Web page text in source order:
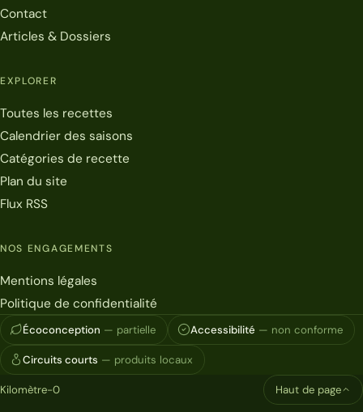
Contact
Articles & Dossiers
EXPLORER
Toutes les recettes
Calendrier des saisons
Catégories de recette
Plan du site
Flux RSS
NOS ENGAGEMENTS
Mentions légales
Politique de confidentialité
Écoconception — partielle Accessibilité — non conforme
Circuits courts — produits locaux
Kilomètre-0 Haut de page